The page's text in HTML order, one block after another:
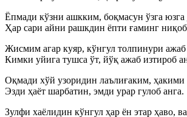
Ёпмади кўзни ашкким, боқмасун ўзга юзга
Ҳар сари айни рашкдин ёпти ғаминг ниқоб
Жисмим агар куяр, кўнгул толпинури ажаб
Кимки уйига тушса ўт, йўқ ажаб изтироб
Оқмади хўй узоридин лаълиғаким, ҳакими
Эзди ҳаёт шарбатин, эмди урар гулоб анга.
Зулфи хаёлидин кўнгул ҳар ён этар ҳаво,